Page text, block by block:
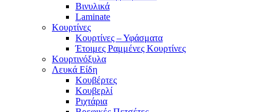
Βινυλικά
Laminate
Κουρτίνες
Κουρτίνες – Υφάσματα
Έτοιμες Ραμμένες Κουρτίνες
Κουρτινόξυλα
Λευκά Είδη
Κουβέρτες
Κουβερλί
Ριχτάρια